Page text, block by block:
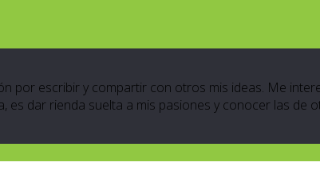
por escribir y compartir con otros mis ideas. Me
es dar rienda suelta a mis pasiones y conocer las de